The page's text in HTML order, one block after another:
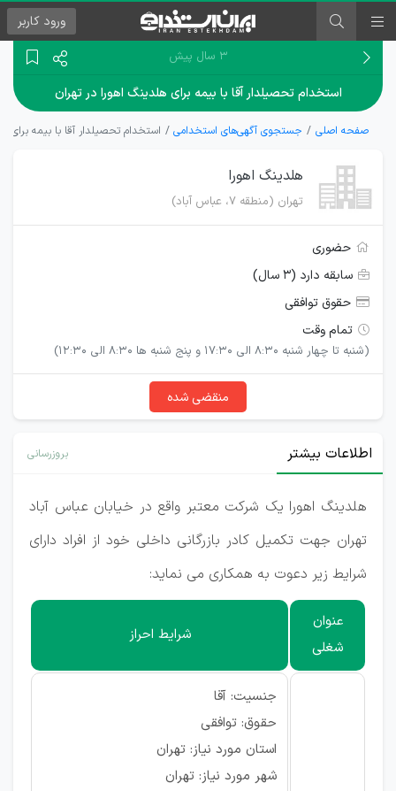
ورود کاربر
۳ سال پیش
استخدام تحصیلدار آقا با بیمه برای هلدینگ اهورا در تهران
صفحه اصلی جستجوی آگهی‌های استخدامی استخدام تحصیلدار آقا با بیمه برای
هلدینگ اهورا
تهران (منطقه ۷، عباس آباد)
حضوری
سابقه دارد (۳ سال)
حقوق توافقی
تمام وقت
(شنبه تا چهار شنبه 8:30 الی 17:30 و پنج شنبه ها 8:30 الی 12:30)
منقضی شده
اطلاعات بیشتر بروزرسانی
هلدینگ اهورا یک شرکت معتبر واقع در خیابان عباس آباد
تهران جهت تکمیل کادر بازرگانی داخلی خود از افراد دارای
شرایط زیر دعوت به همکاری می نماید:
عنوان
شغلی
شرایط احراز
جنسیت: آقا
حقوق: توافقی
استان مورد نیاز: تهران
شهر مورد نیاز: تهران